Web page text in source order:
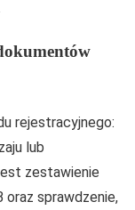
rejestracyjnego:
lub
zestawienie
oraz sprawdzenie,